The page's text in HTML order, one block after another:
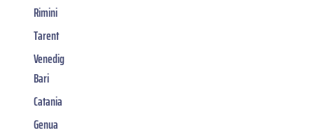
Rimini
Tarent
Venedig
Bari
Catania
Genua